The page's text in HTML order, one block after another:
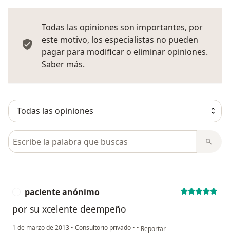
Todas las opiniones son importantes, por
este motivo, los especialistas no pueden
pagar para modificar o eliminar opiniones.
Saber más.
Busca en opiniones
paciente anónimo
por su xcelente deempeño
1 de marzo de 2013 • Consultorio privado • • en opinión del usuario
Reportar